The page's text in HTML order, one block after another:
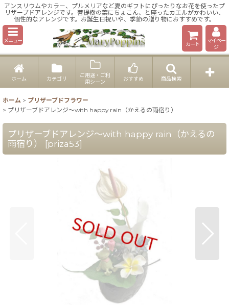
アンスリウムやカラー、プルメリアなど夏のギフトにぴったりなお花を使ったプ
リザーブドアレンジです。菩提樹の葉にちょこん、と座ったカエルがかわいい、
個性的なアレンジです。お誕生日祝いや、季節の贈り物におすすめです。
メニュー カート
マイペー
ジ
ホーム カテゴリ
ご用途・ご利
用シーン
おすすめ 商品検索
ホーム > プリザーブドフラワー
> プリザーブドアレンジ〜with happy rain（かえるの雨宿り）
プリザーブドアレンジ〜with happy rain（かえるの
雨宿り）
[priza53]